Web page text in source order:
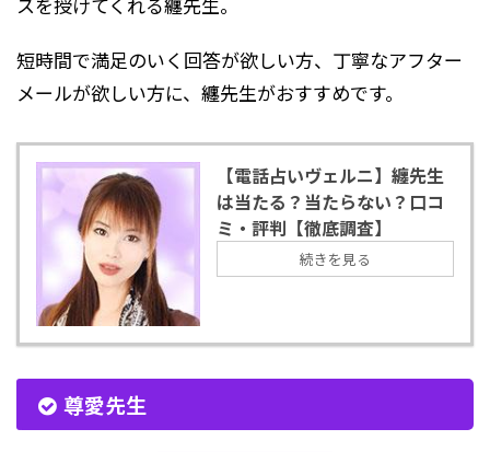
短時間で満足のいく回答が欲しい方、丁寧なアフター
メールが欲しい方に、纏先生がおすすめです。
【電話占いヴェルニ】纏先生
は当たる？当たらない？口コ
ミ・評判【徹底調査】
続きを見る
尊愛先生